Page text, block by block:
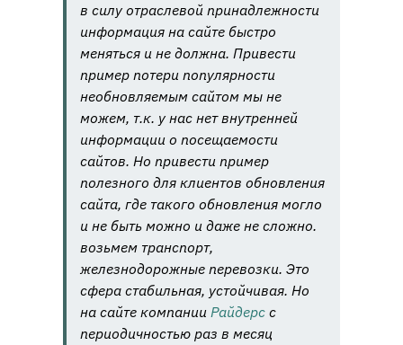
в силу отраслевой принадлежности
информация на сайте быстро
меняться и не должна. Привести
пример потери популярности
необновляемым сайтом мы не
можем, т.к. у нас нет внутренней
информации о посещаемости
сайтов. Но привести пример
полезного для клиентов обновления
сайта, где такого обновления могло
и не быть можно и даже не сложно.
возьмем транспорт,
железнодорожные перевозки. Это
сфера стабильная, устойчивая. Но
на сайте компании Райдерс с
периодичностью раз в месяц